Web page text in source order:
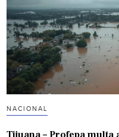
NACIONAL